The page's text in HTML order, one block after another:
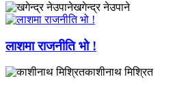
खगेन्द्र नेउपाने
लाशमा राजनीति भो !
काशीनाथ मिश्रित